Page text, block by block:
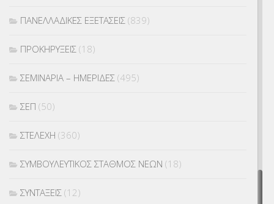
ΠΑΝΕΛΛΑΔΙΚΕΣ ΕΞΕΤΑΣΕΙΣ (839)
ΠΡΟΚΗΡΥΞΕΙΣ (18)
ΣΕΜΙΝΑΡΙΑ – ΗΜΕΡΙΔΕΣ (495)
ΣΕΠ (50)
ΣΤΕΛΕΧΗ (360)
ΣΥΜΒΟΥΛΕΥΤΙΚΟΣ ΣΤΑΘΜΟΣ ΝΕΩΝ (18)
ΣΥΝΤΑΞΕΙΣ (12)